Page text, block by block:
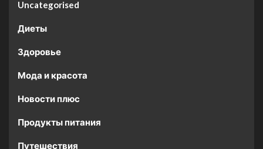
Uncategorised
Диеты
Здоровье
Мода и красота
Новости плюс
Продукты питания
Путешествия